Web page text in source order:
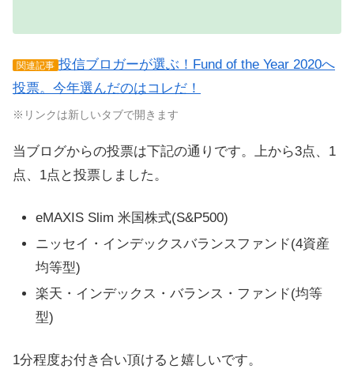
関連記事 投信ブロガーが選ぶ！Fund of the Year 2020へ
投票。今年選んだのはコレだ！
※リンクは新しいタブで開きます
当ブログからの投票は下記の通りです。上から3点、1
点、1点と投票しました。
eMAXIS Slim 米国株式(S&P500)
ニッセイ・インデックスバランスファンド(4資産
均等型)
楽天・インデックス・バランス・ファンド(均等
型)
1分程度お付き合い頂けると嬉しいです。